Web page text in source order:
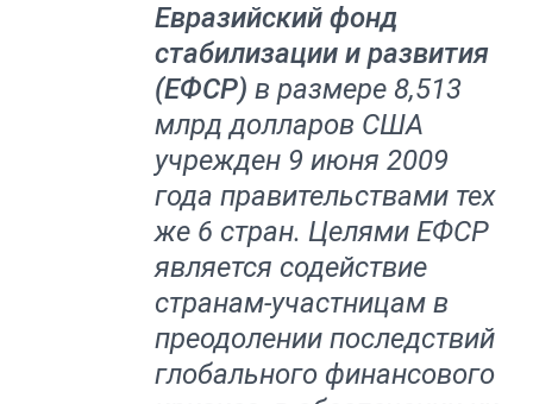
Евразийский фонд
стабилизации и развития
(ЕФСР) в размере 8,513
млрд долларов США
учрежден 9 июня 2009
года правительствами тех
же 6 стран. Целями ЕФСР
является содействие
странам-участницам в
преодолении последствий
глобального финансового